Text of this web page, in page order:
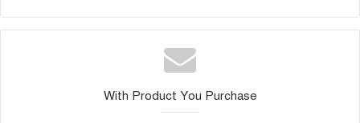
With Product You Purchase